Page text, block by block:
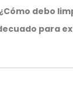
¿Cómo debo
para